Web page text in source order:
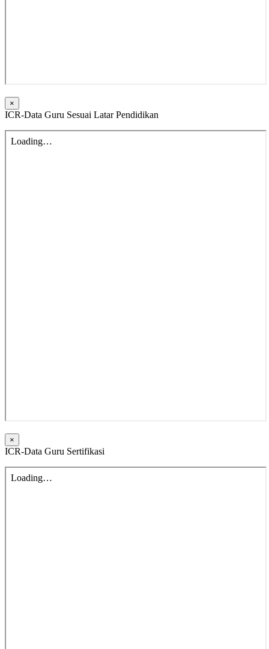
×
ICR-Data Guru Sesuai Latar Pendidikan
×
ICR-Data Guru Sertifikasi